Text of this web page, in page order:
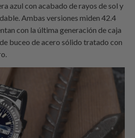
azul con acabado de rayos de sol y
Ambas versiones miden 42.4
con la última generación de caja
buceo de acero sólido tratado con